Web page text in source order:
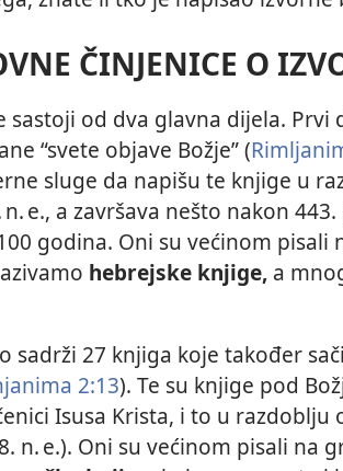
ČINJENICE O
sastoji od dva glavna dijela.
“svete objave Božje” (
sluge da napišu te knjige u
n. e., a završava nešto nakon
godina. Oni su većinom pisali
hebrejske knjige, a
sadrži 27 knjiga koje također
2:13). Te su knjige pod
Isusa Krista, i to u razdoblju
n. e.). Oni su većinom pisali na